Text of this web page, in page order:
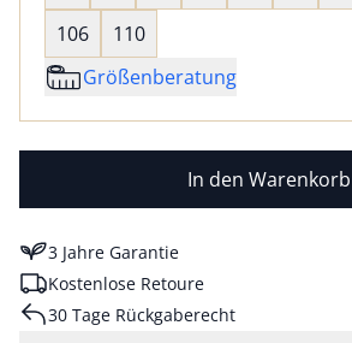
106
110
Größenberatung
In den Warenkorb
3 Jahre Garantie
Kostenlose Retoure
30 Tage Rückgaberecht